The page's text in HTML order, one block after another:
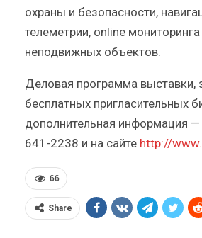
охраны и безопасности,
телеметрии, online
неподвижных объектов.
Деловая программа выставки,
бесплатных пригласительных
дополнительная информация —
641-2238 и на сайте http://
66
Share